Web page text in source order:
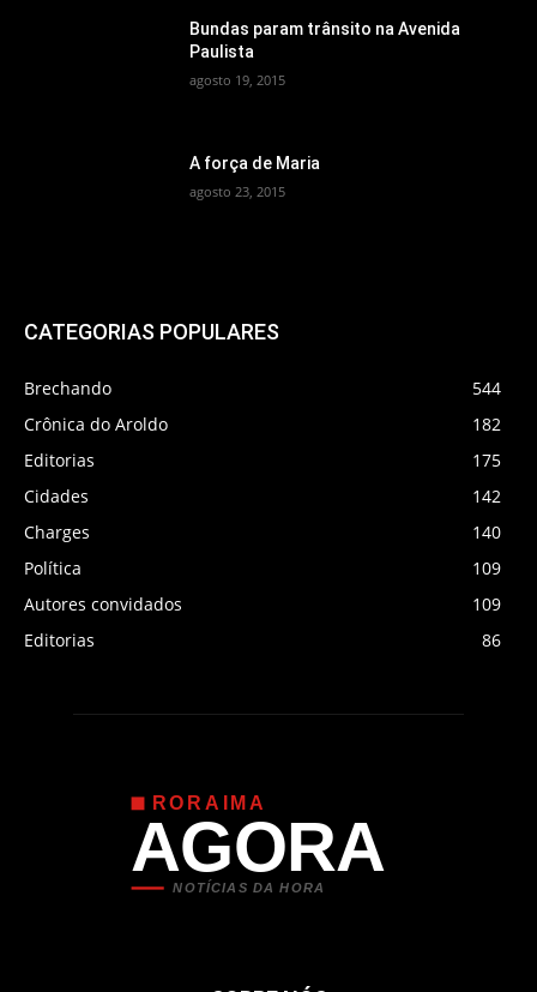
Bundas param trânsito na Avenida
Paulista
agosto 19, 2015
A força de Maria
agosto 23, 2015
CATEGORIAS POPULARES
Brechando
544
Crônica do Aroldo
182
Editorias
175
Cidades
142
Charges
140
Política
109
Autores convidados
109
Editorias
86
RORAIMA
AGORA
NOTÍCIAS DA HORA